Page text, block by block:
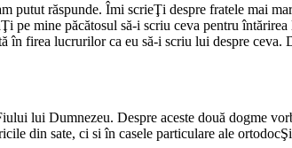
răspunde. Îmi scrieŢi despre fratele mai
mine păcătosul să-i scriu ceva pentru
firea lucrurilor ca eu să-i scriu lui despre ceva.
lui Dumnezeu. Despre aceste două dogme
din sate, ci si în casele particulare ale